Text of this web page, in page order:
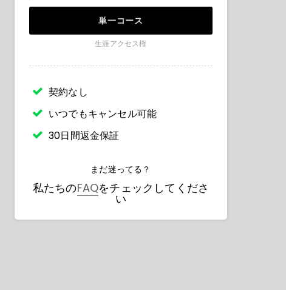
単一コース
生涯アクセス権
契約なし
いつでもキャンセル可能
30日間返金保証
まだ迷ってる？
私たちのFAQをチェックしてくださ
い